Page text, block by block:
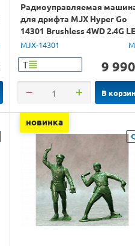
Радиоуправляемая
для дрифта MJX Hyper Go
14301 Brushless 4WD 2.4G
1/14 RTR
MJX-14301
Т 9 990
В
новинка